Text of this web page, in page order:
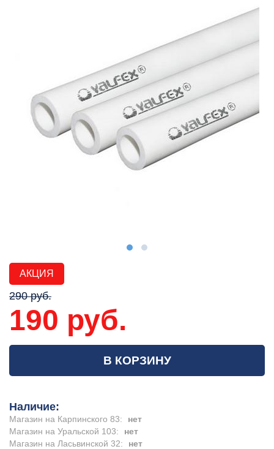
АКЦИЯ
290 руб.
190 руб.
В КОРЗИНУ
Наличие:
Магазин на Карпинского 83:
нет
Магазин на Уральской 103:
нет
Магазин на Ласьвинской 32:
нет